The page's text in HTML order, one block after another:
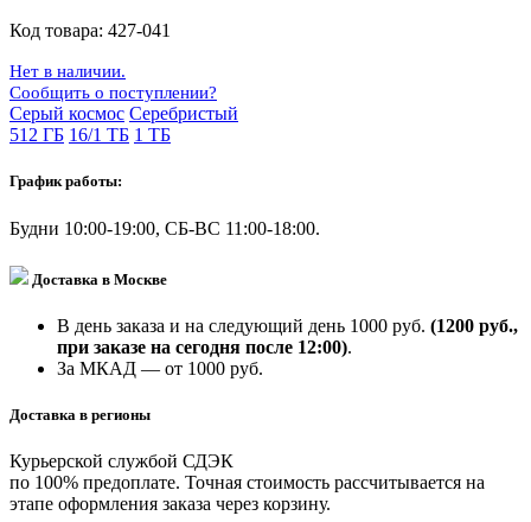
Код товара: 427-041
Нет в наличии.
Сообщить о поступлении?
Серый космос Серебристый
512 ГБ 16/1 ТБ 1 ТБ
График работы:
Будни 10:00-19:00, СБ-ВС 11:00-18:00.
Доставка в Москве
В день заказа и на следующий день 1000 руб. (1200 руб.,
при заказе на сегодня после 12:00).
За МКАД — от 1000 руб.
Доставка в регионы
Курьерской службой СДЭК
по 100% предоплате. Точная стоимость рассчитывается на
этапе оформления заказа через корзину.